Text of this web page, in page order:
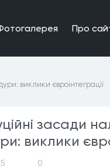
Про
виклики євроінтеграції
засади
виклики
0